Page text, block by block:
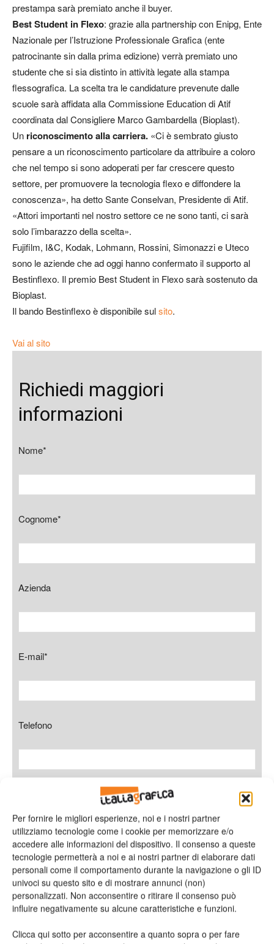
Per fornire le migliori esperienze, noi e i nostri partner
utilizziamo tecnologie come i cookie per memorizzare e/o
accedere alle informazioni del dispositivo. Il consenso a queste
tecnologie permetterà a noi e ai nostri partner di elaborare dati
personali come il comportamento durante la navigazione o gli ID
univoci su questo sito e di mostrare annunci (non)
personalizzati. Non acconsentire o ritirare il consenso può
influire negativamente su alcune caratteristiche e funzioni.
Clicca qui sotto per acconsentire a quanto sopra o per fare
prestampa sarà premiato anche il buyer.
Best Student in Flexo: grazie alla partnership con Enipg, Ente
Nazionale per l’Istruzione Professionale Grafica (ente
patrocinante sin dalla prima edizione) verrà premiato uno
studente che si sia distinto in attività legate alla stampa
flessografica. La scelta tra le candidature prevenute dalle
scuole sarà affidata alla Commissione Education di Atif
coordinata dal Consigliere Marco Gambardella (Bioplast).
Un riconoscimento alla carriera. «Ci è sembrato giusto
pensare a un riconoscimento particolare da attribuire a coloro
che nel tempo si sono adoperati per far crescere questo
settore, per promuovere la tecnologia flexo e diffondere la
conoscenza», ha detto Sante Conselvan, Presidente di Atif.
«Attori importanti nel nostro settore ce ne sono tanti, ci sarà
solo l’imbarazzo della scelta».
Fujifilm, I&C, Kodak, Lohmann, Rossini, Simonazzi e Uteco
sono le aziende che ad oggi hanno confermato il supporto al
Bestinflexo. Il premio Best Student in Flexo sarà sostenuto da
Bioplast.
Il bando Bestinflexo è disponibile sulsito.
Vai al sito
Richiedi maggiori
informazioni
Nome*
Cognome*
Azienda
E-mail*
Telefono
Messaggio